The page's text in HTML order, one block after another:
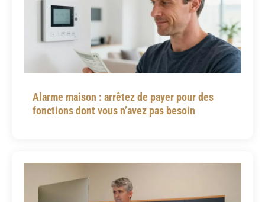
Alarme maison : arrêtez de payer pour des
fonctions dont vous n’avez pas besoin